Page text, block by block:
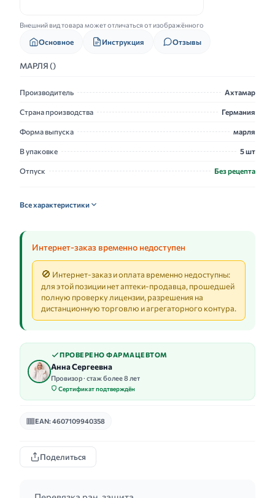
Внешний вид товара может отличаться от изображённого
Основное Инструкция Отзывы
МАРЛЯ ()
Производитель Ахтамар
Страна производства Германия
Форма выпуска марля
В упаковке 5 шт
Отпуск Без рецепта
Все характеристики
Интернет-заказ временно недоступен
🚫 Интернет-заказ и оплата временно недоступны:
для этой позиции нет аптеки-продавца, прошедшей
полную проверку лицензии, разрешения на
дистанционную торговлю и агрегаторного контура.
ПРОВЕРЕНО ФАРМАЦЕВТОМ
Анна Сергеевна
Провизор · стаж более 8 лет
Сертификат подтверждён
EAN: 4607109940358
Поделиться